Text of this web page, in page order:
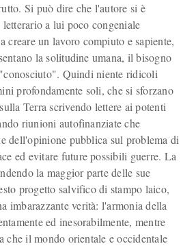
Si può dire che l'autore si è
a lui poco congeniale
creare un lavoro compiuto e sapiente,
la solitudine umana, il bisogno
Quindi niente ridicoli
profondamente soli, che si sforzano
Terra scrivendo lettere ai potenti
riunioni autofinanziate che
dell'opinione pubblica sul problema di
ed evitare future possibili guerre. La
la maggior parte delle sue
progetto salvifico di stampo laico,
imbarazzante verità: l'armonia della
ed inesorabilmente, mentre
che il mondo orientale e occidentale